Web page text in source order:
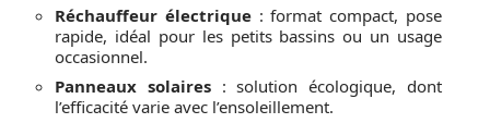
Réchauffeur électrique: format compact, pose
rapide, idéal pour les petits bassins ou un usage
occasionnel.
Panneaux solaires: solution écologique, dont
l’efficacité varie avec l’ensoleillement.